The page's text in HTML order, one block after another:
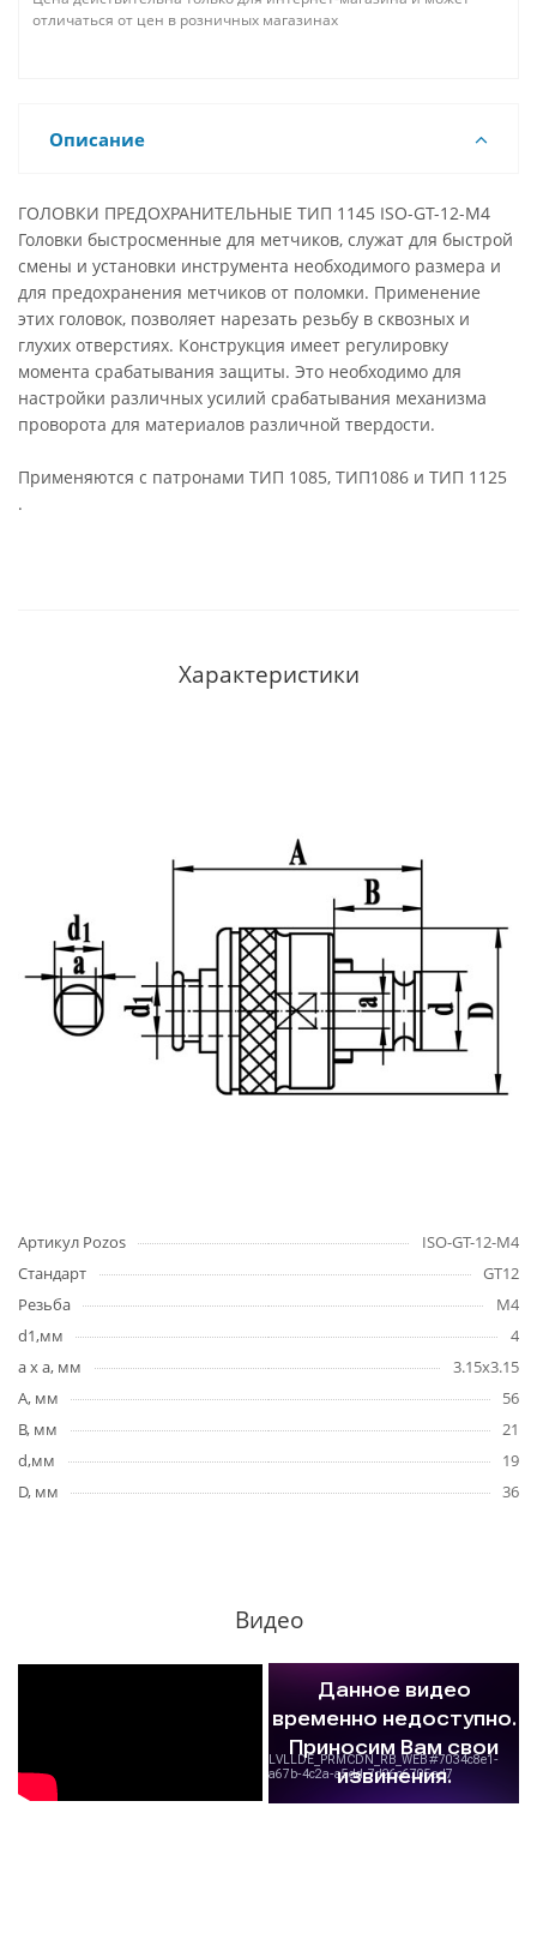
отличаться от цен в розничных магазинах
Описание
ГОЛОВКИ ПРЕДОХРАНИТЕЛЬНЫЕ ТИП 1145 ISO-GT-12-M4
Головки быстросменные для метчиков, служат для быстрой
смены и установки инструмента необходимого размера и
для предохранения метчиков от поломки. Применение
этих головок, позволяет нарезать резьбу в сквозных и
глухих отверстиях. Конструкция имеет регулировку
момента срабатывания защиты. Это необходимо для
настройки различных усилий срабатывания механизма
проворота для материалов различной твердости.
Применяются с патронами ТИП 1085, ТИП1086 и ТИП 1125
.
Характеристики
Артикул Pozos
ISO-GT-12-M4
Стандарт
GT12
Резьба
M4
d1,мм
4
a x a, мм
3.15x3.15
A, мм
56
B, мм
21
d,мм
19
D, мм
36
Видео